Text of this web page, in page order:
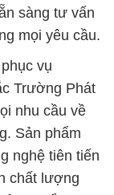
sàng tư vấn
mọi yêu cầu.
vụ
Trường Phát
nhu cầu về
Sản phẩm
nghệ tiên tiến
chất lượng